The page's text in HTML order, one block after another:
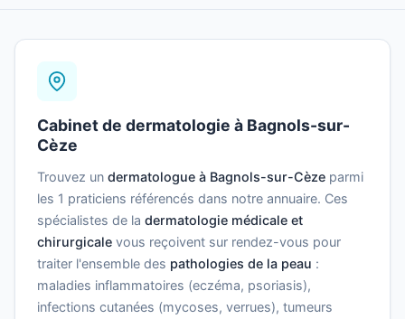
Cabinet de dermatologie à Bagnols-sur-
Cèze
Trouvez un dermatologue à Bagnols-sur-Cèze parmi
les 1 praticiens référencés dans notre annuaire. Ces
spécialistes de la dermatologie médicale et
chirurgicale vous reçoivent sur rendez-vous pour
traiter l'ensemble des pathologies de la peau :
maladies inflammatoires (eczéma, psoriasis),
infections cutanées (mycoses, verrues), tumeurs